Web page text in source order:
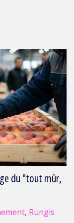
du "tout mûr,
, Rungis